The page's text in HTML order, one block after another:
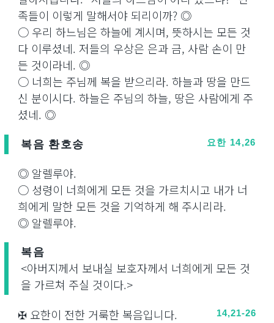
족들이 이렇게 말해서야 되리이까? ◎
○ 우리 하느님은 하늘에 계시며, 뜻하시는 모든 것
다 이루셨네. 저들의 우상은 은과 금, 사람 손이 만
든 것이라네. ◎
○ 너희는 주님께 복을 받으리라. 하늘과 땅을 만드
신 분이시다. 하늘은 주님의 하늘, 땅은 사람에게 주
셨네. ◎
복음 환호송 요한 14,26
◎ 알렐루야.
○ 성령이 너희에게 모든 것을 가르치시고 내가 너
희에게 말한 모든 것을 기억하게 해 주시리라.
◎ 알렐루야.
복음
<아버지께서 보내실 보호자께서 너희에게 모든 것
을 가르쳐 주실 것이다.>
✠ 요한이 전한 거룩한 복음입니다.
14,21-26